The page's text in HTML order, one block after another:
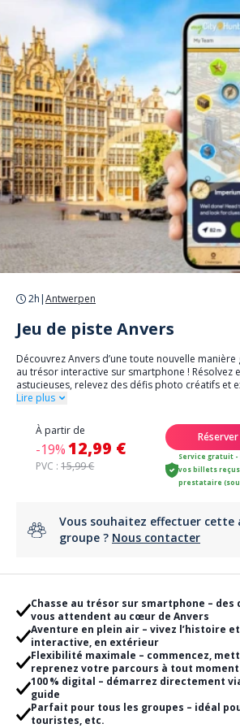
Panneau de gestion des cookies
2h |Antwerpen
Jeu de piste Anvers
Découvrez Anvers d’une toute nouvelle
au trésor interactive sur smartphone ! Résolvez
astucieuses, relevez des défis photo créatifs et
Lire plus
À partir de
-19%12,99 €
PVC :15,99 €
Service gratuit
vos billets
prestataire
Vous souhaitez effectuer cette
groupe ? Nous contacter
Chasse au trésor sur smartphone – des
vous attendent au cœur de Anvers
Aventure en plein air – vivez l’histoire
interactive, en extérieur
Flexibilité maximale – commencez,
reprenez votre parcours à tout moment
100 % digital – démarrez directement
guide
Parfait pour tous les groupes – idéal
touristes, etc.